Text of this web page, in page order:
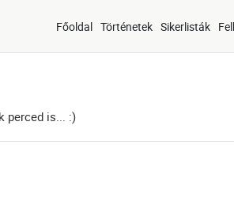
Főoldal Történetek Sikerlisták
perced is... :)